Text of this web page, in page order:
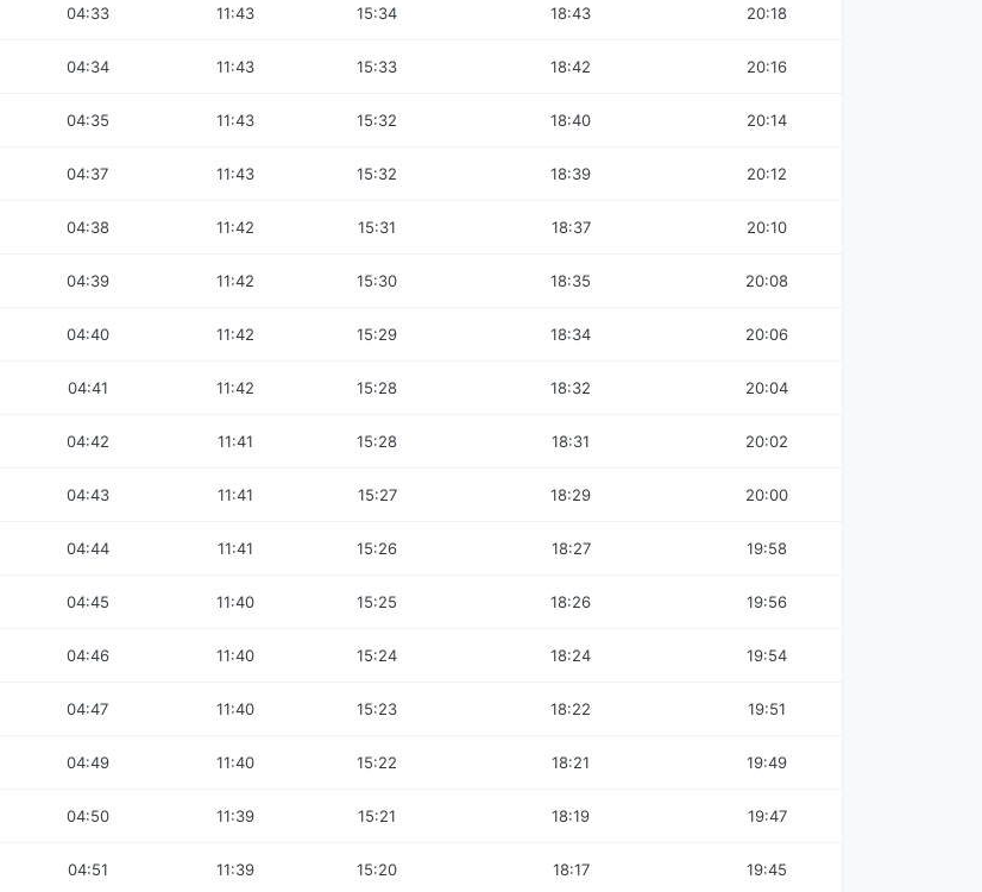
04:33 11:43 15:34 18:43 20:18
04:34 11:43 15:33 18:42 20:16
04:35 11:43 15:32 18:40 20:14
04:37 11:43 15:32 18:39 20:12
04:38 11:42 15:31 18:37 20:10
04:39 11:42 15:30 18:35 20:08
04:40 11:42 15:29 18:34 20:06
04:41 11:42 15:28 18:32 20:04
04:42 11:41 15:28 18:31 20:02
04:43 11:41 15:27 18:29 20:00
04:44 11:41 15:26 18:27 19:58
04:45 11:40 15:25 18:26 19:56
04:46 11:40 15:24 18:24 19:54
04:47 11:40 15:23 18:22 19:51
04:49 11:40 15:22 18:21 19:49
04:50 11:39 15:21 18:19 19:47
04:51 11:39 15:20 18:17 19:45